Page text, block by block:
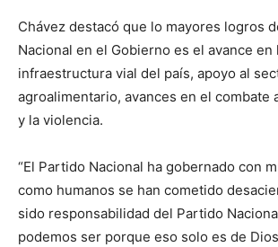
Chávez destacó que lo mayores logros
Nacional en el Gobierno es el avance en
infraestructura vial del país, apoyo al
agroalimentario, avances en el combate
y la violencia.
“El Partido Nacional ha gobernado con
como humanos se han cometido
sido responsabilidad del Partido
podemos ser porque eso solo es de